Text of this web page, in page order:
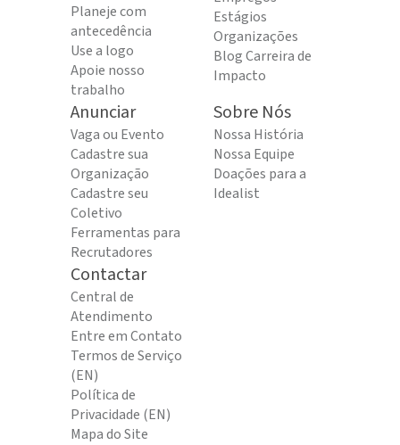
Planeje com
antecedência
Use a logo
Apoie nosso
trabalho
Estágios
Organizações
Blog Carreira de
Impacto
Anunciar
Vaga ou Evento
Cadastre sua
Organização
Cadastre seu
Coletivo
Ferramentas para
Recrutadores
Sobre Nós
Nossa História
Nossa Equipe
Doações para a
Idealist
Contactar
Central de
Atendimento
Entre em Contato
Termos de Serviço
(EN)
Política de
Privacidade (EN)
Mapa do Site